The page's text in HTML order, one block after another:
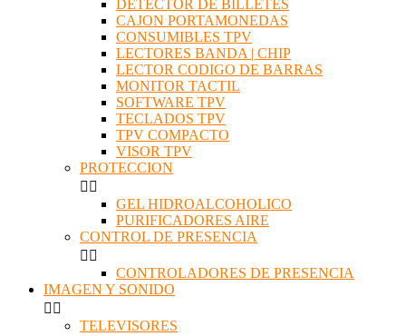
DETECTOR DE BILLETES
CAJON PORTAMONEDAS
CONSUMIBLES TPV
LECTORES BANDA | CHIP
LECTOR CODIGO DE BARRAS
MONITOR TACTIL
SOFTWARE TPV
TECLADOS TPV
TPV COMPACTO
VISOR TPV
PROTECCION
 
GEL HIDROALCOHOLICO
PURIFICADORES AIRE
CONTROL DE PRESENCIA
 
CONTROLADORES DE PRESENCIA
IMAGEN Y SONIDO
 
TELEVISORES